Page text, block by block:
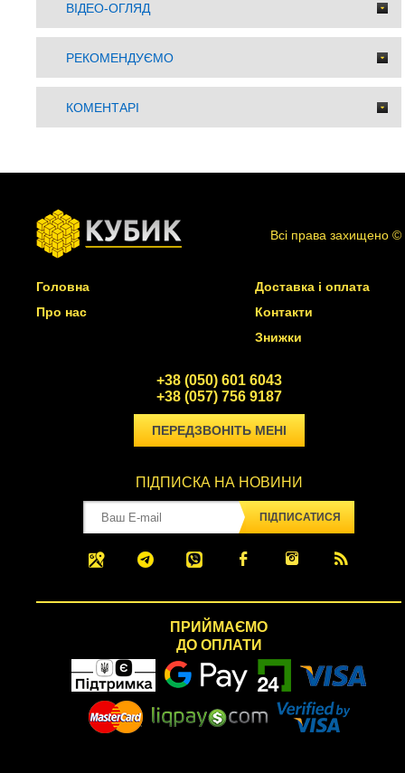
ВІДЕО-ОГЛЯД
РЕКОМЕНДУЄМО
КОМЕНТАРІ
Всі права захищено ©
Головна
Про нас
Доставка і оплата
Контакти
Знижки
+38 (050) 601 6043
+38 (057) 756 9187
ПЕРЕДЗВОНІТЬ МЕНІ
ПІДПИСКА НА НОВИНИ
ПІДПИСАТИСЯ
ПРИЙМАЄМО
ДО ОПЛАТИ